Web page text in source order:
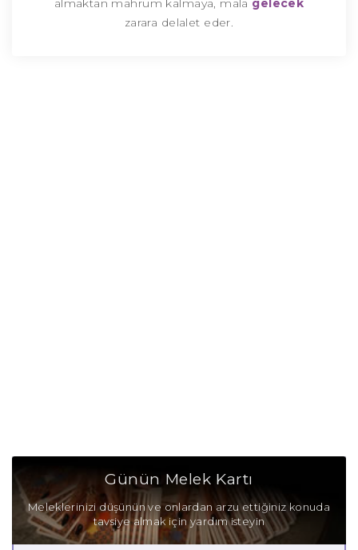
almaktan mahrum kalmaya, mala gelecek
zarara delalet eder.
Günün Melek Kartı
Meleklerinizi düşünün ve onlardan arzu ettiğiniz konuda
tavsiye almak için yardım isteyin